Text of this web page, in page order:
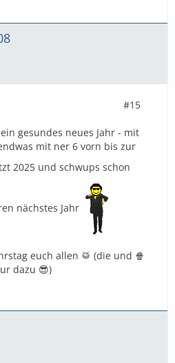
#15
gesundes neues Jahr - mit
mit ner 6 vorn bis zur
2025 und schwups schon
nächstes Jahr
euch allen 🥁 (die und 🍿
dazu 😎)